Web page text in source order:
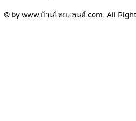
© by www.บ้านไทยแลนด์.com. All